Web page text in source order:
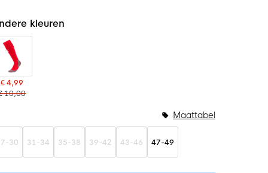
kleuren
€ 4,99
10,00
30 31-34 35-38 39-42 43-46 47-49
Maattabel